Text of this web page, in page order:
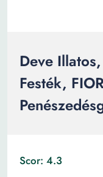
Deve
Festék,
Scor: 4.3